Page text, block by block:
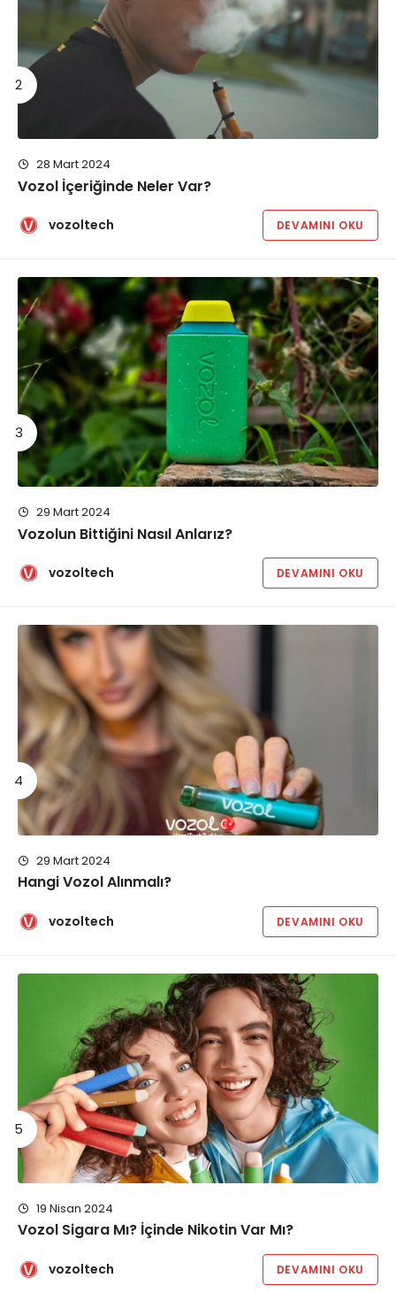
28 Mart 2024
Vozol İçeriğinde Neler Var?
vozoltech DEVAMINI OKU
29 Mart 2024
Vozolun Bittiğini Nasıl Anlarız?
vozoltech DEVAMINI OKU
29 Mart 2024
Hangi Vozol Alınmalı?
vozoltech DEVAMINI OKU
19 Nisan 2024
Vozol Sigara Mı? İçinde Nikotin Var Mı?
vozoltech DEVAMINI OKU